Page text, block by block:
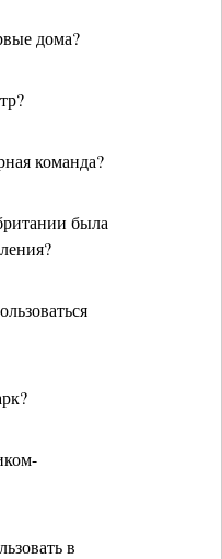
дома?
команда?
была
в